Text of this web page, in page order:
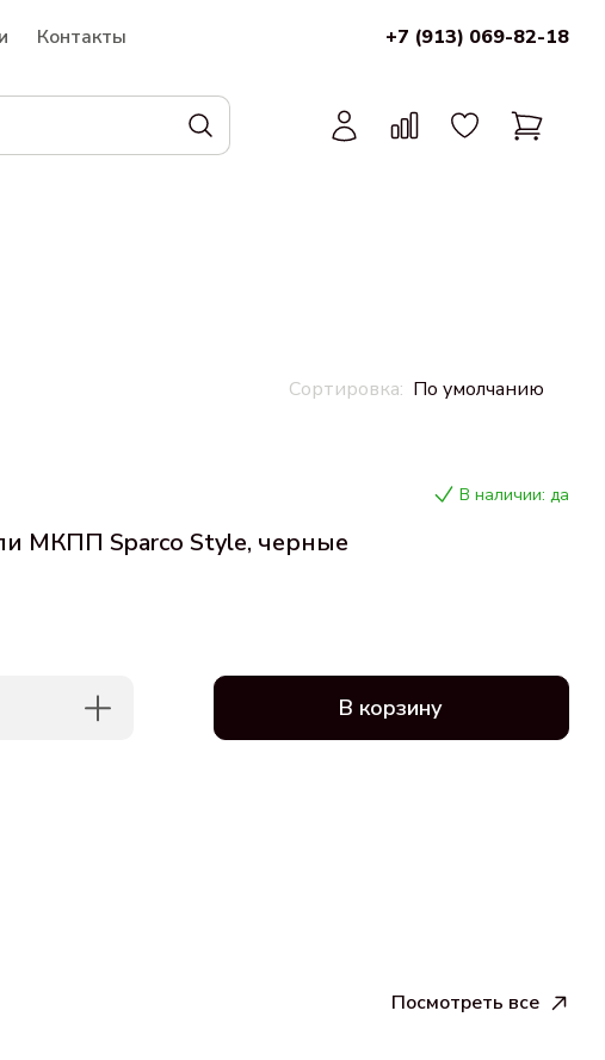
Контакты +7 (913) 069-82-18
По умолчанию
В наличии: да
МКПП Sparco Style, черные
В корзину
Посмотреть все